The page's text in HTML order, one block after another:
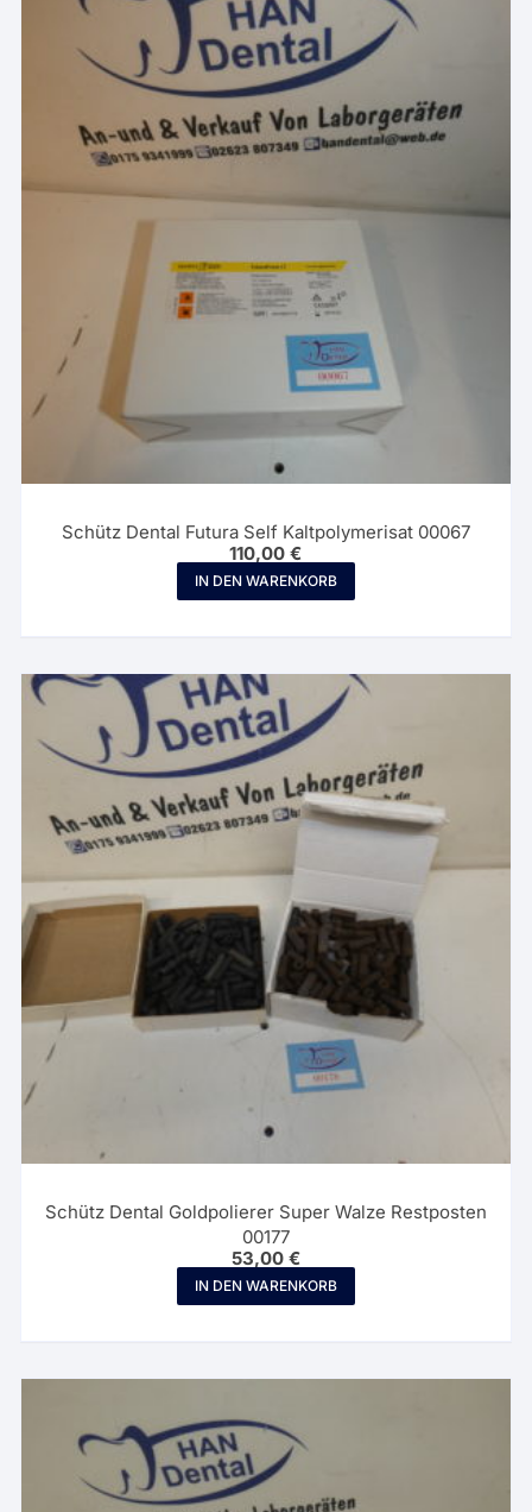
Schütz Dental Futura Self Kaltpolymerisat 00067
110,00€
IN DEN WARENKORB
Schütz Dental Goldpolierer Super Walze Restposten
00177
53,00 €
IN DEN WARENKORB